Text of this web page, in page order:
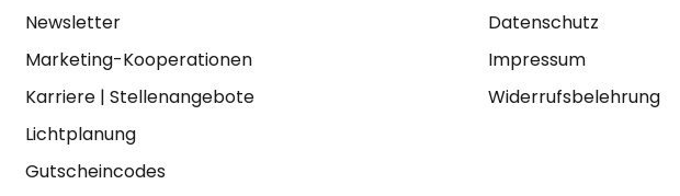
Newsletter
Marketing-Kooperationen
Karriere| Stellenangebote
Lichtplanung
Gutscheincodes
Datenschutz
Impressum
Widerrufsbelehrung